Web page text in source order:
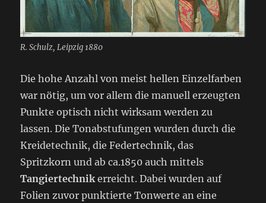
R. Schulz, Leipzig 1880
Die hohe Anzahl von meist hellen Einzelfarben
war nötig, um vor allem die manuell erzeugten
Punkte optisch nicht wirksam werden zu
lassen. Die Tonabstufungen wurden durch die
Kreidetechnik, die Federtechnik, das
Spritzkorn und ab ca.1850 auch mittels
Tangiertechnik erreicht. Dabei wurden auf
Folien zuvor punktierte Tonwerte an eine